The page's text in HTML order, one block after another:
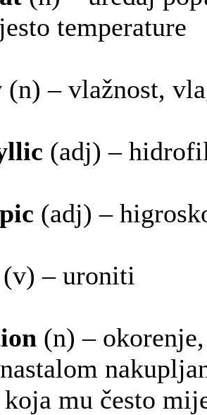
temperature
(n) – vlažnost,
(adj) –
(adj) –
(v) – uroniti
(n) –
koja mu često